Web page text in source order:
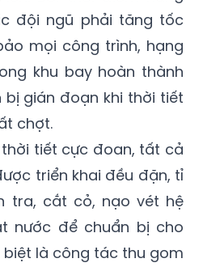
đội ngũ phải tăng tốc
mọi công trình, hạng
khu bay hoàn thành
gián đoạn khi thời tiết
chợt.
thời tiết cực đoan, tất cả
triển khai đều đặn, tỉ
tra, cắt cỏ, nạo vét hệ
nước để chuẩn bị cho
là công tác thu gom